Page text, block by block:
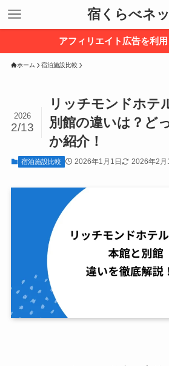
宿くらべネ
アフィリエイト広告を利
ホーム 宿泊施設比較
リッチモンドホテ
別館の違いは？ど
か紹介！
2026
2/13
宿泊施設比較 2026年1月1日 2026年2月